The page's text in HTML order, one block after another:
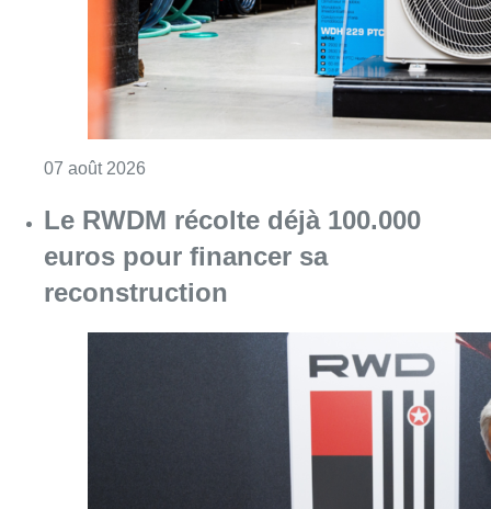
07 août 2026
Le RWDM récolte déjà 100.000
euros pour financer sa
reconstruction